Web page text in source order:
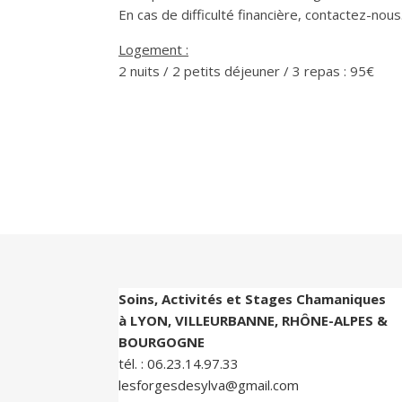
En cas de difficulté financière, contactez-nous.
Logement :
2 nuits / 2 petits déjeuner / 3 repas : 95€
Soins, Activités et Stages Chamaniques
à LYON, VILLEURBANNE, RHÔNE-ALPES &
BOURGOGNE
tél. : 06.23.14.97.33
lesforgesdesylva@gmail.com